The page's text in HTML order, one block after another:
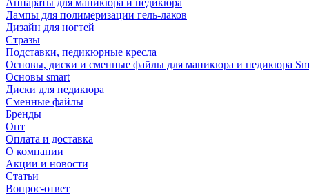
Аппараты для маникюра и педикюра
Лампы для полимеризации гель-лаков
Дизайн для ногтей
Стразы
Подставки, педикюрные кресла
Основы, диски и сменные файлы для маникюра и педикюра
Основы smart
Диски для педикюра
Сменные файлы
Бренды
Опт
Оплата и доставка
О компании
Акции и новости
Статьи
Вопрос-ответ